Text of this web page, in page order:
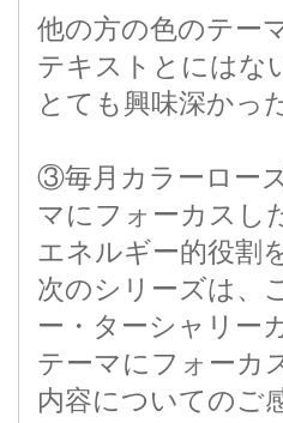
他の方の色のテー
テキストとにはな
とても興味深かっ
③毎月カラーロー
マにフォーカスし
エネルギー的役割
次のシリーズは、
ー・ターシャリー
テーマにフォーカ
内容についてのご